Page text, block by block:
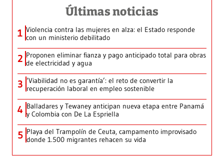
Últimas noticias
1 Violencia contra las mujeres en alza: el Estado responde
con un ministerio debilitado
2 Proponen eliminar fianza y pago anticipado total para obras
de electricidad y agua
3 ‘Viabilidad no es garantía’: el reto de convertir la
recuperación laboral en empleo sostenible
4 Balladares y Tewaney anticipan nueva etapa entre Panamá
y Colombia con De La Espriella
5 Playa del Trampolín de Ceuta, campamento improvisado
donde 1.500 migrantes rehacen su vida